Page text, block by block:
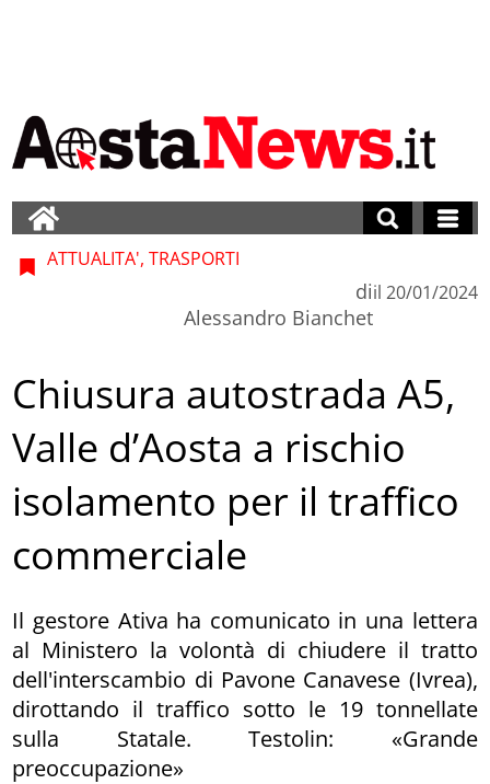
ATTUALITA', TRASPORTI
di
Alessandro Bianchet
il 20/01/2024
Chiusura autostrada A5,
Valle d’Aosta a rischio
isolamento per il traffico
commerciale
Il gestore Ativa ha comunicato in una lettera
al Ministero la volontà di chiudere il tratto
dell'interscambio di Pavone Canavese (Ivrea),
dirottando il traffico sotto le 19 tonnellate
sulla Statale. Testolin: «Grande
preoccupazione»